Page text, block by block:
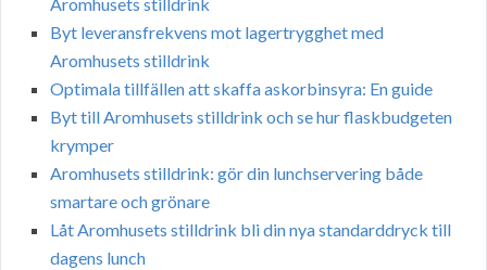
Byt leveransfrekvens mot lagertrygghet med
Aromhusets stilldrink
Optimala tillfällen att skaffa askorbinsyra: En guide
Byt till Aromhusets stilldrink och se hur flaskbudgeten
krymper
Aromhusets stilldrink: gör din lunchservering både
smartare och grönare
Låt Aromhusets stilldrink bli din nya standarddryck till
dagens lunch